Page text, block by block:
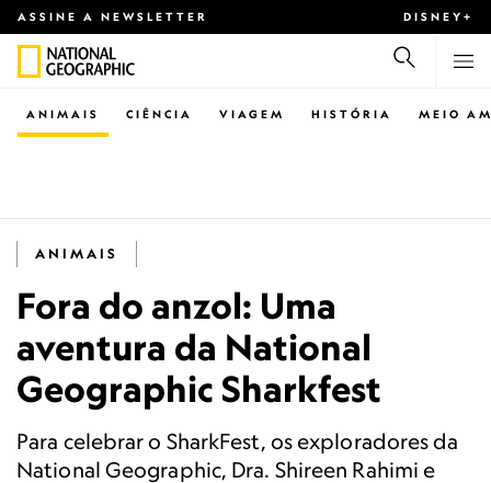
ASSINE A NEWSLETTER DISNEY+
CIÊNCIA VIAGEM
ANIMAIS HISTÓRIA MEIO
ANIMAIS
Fora do anzol: Uma
aventura da National
Geographic Sharkfest
Para celebrar o SharkFest, os exploradores da
National Geographic, Dra. Shireen Rahimi e